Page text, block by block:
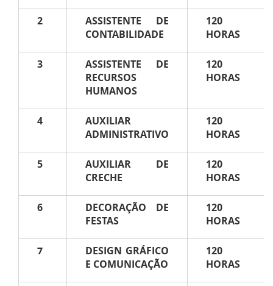
2
ASSISTENTE DE
CONTABILIDADE
120
HORAS
3
ASSISTENTE DE
RECURSOS
HUMANOS
120
HORAS
4
AUXILIAR
ADMINISTRATIVO
120
HORAS
5
AUXILIAR DE
CRECHE
120
HORAS
6
DECORAÇÃO DE
FESTAS
120
HORAS
7
DESIGN GRÁFICO
E COMUNICAÇÃO
120
HORAS